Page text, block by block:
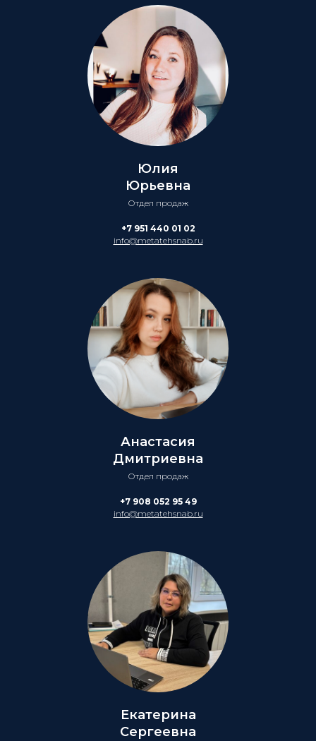
Юлия
Юрьевна
Отдел продаж
+7 951 440 01 02
info@metatehsnab.ru
Анастасия
Дмитриевна
Отдел продаж
+7 908 052 95 49
info@metatehsnab.ru
Екатерина
Сергеевна